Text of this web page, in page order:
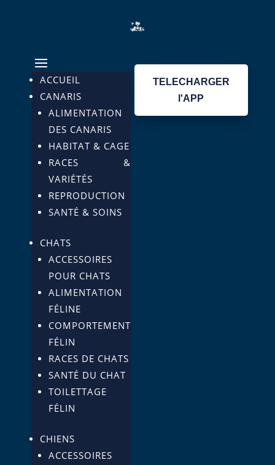
ACCUEIL
CANARIS
ALIMENTATION
DES CANARIS
HABITAT & CAGE
RACES &
VARIÉTÉS
REPRODUCTION
SANTÉ & SOINS
CHATS
ACCESSOIRES
POUR CHATS
ALIMENTATION
FÉLINE
COMPORTEMENT
FÉLIN
RACES DE CHATS
SANTÉ DU CHAT
TOILETTAGE
FÉLIN
CHIENS
ACCESSOIRES
TELECHARGER
l'APP